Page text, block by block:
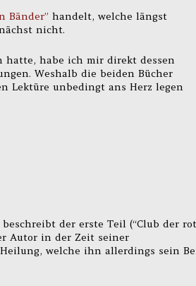
Bänder” handelt, welche längst
nicht.
hatte, habe ich mir direkt dessen
Weshalb die beiden Bücher
Lektüre unbedingt ans Herz legen
der erste Teil (“Club der
Autor in der Zeit seiner
welche ihn allerdings sein